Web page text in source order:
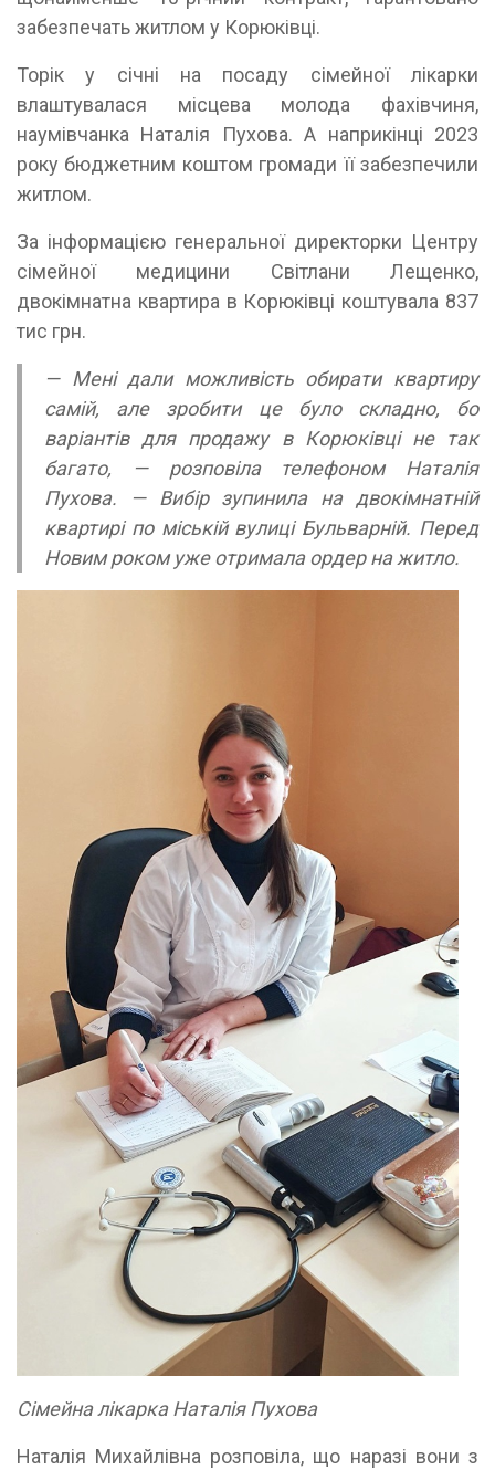
забезпечать житлом у Корюківці.
Торік у січні на посаду сімейної лікарки
влаштувалася місцева молода фахівчиня,
наумівчанка Наталія Пухова. А наприкінці 2023
року бюджетним коштом громади її забезпечили
житлом.
За інформацією генеральної директорки Центру
сімейної медицини Світлани Лещенко,
двокімнатна квартира в Корюківці коштувала 837
тис грн.
— Мені дали можливість обирати квартиру
самій, але зробити це було складно, бо
варіантів для продажу в Корюківці не так
багато, — розповіла телефоном Наталія
Пухова. — Вибір зупинила на двокімнатній
квартирі по міській вулиці Бульварній. Перед
Новим роком уже отримала ордер на житло.
Сімейна лікарка Наталія Пухова
Наталія Михайлівна розповіла, що наразі вони з